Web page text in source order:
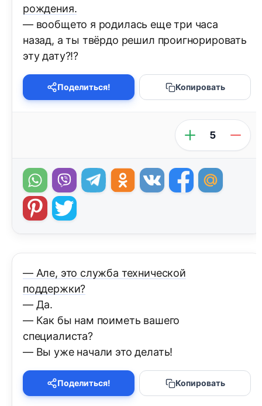
рождения.
— вообщето я родилась еще три часа
назад, а ты твёрдо решил проигнорировать
эту дату?!?
Поделиться! Копировать
5
— Але, это служба технической
поддержки?
— Да.
— Как бы нам поиметь вашего
специалиста?
— Вы уже начали это делать!
Поделиться! Копировать